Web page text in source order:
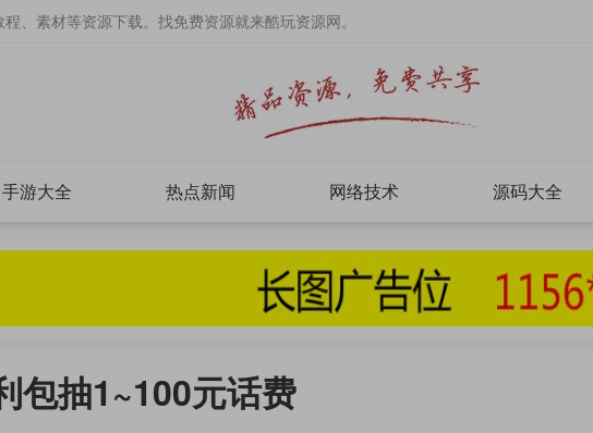
、素材等资源下载。找免费资源就来酷玩资源网。
手游大全 热点新闻 网络技术 源码大全
包抽1~100元话费